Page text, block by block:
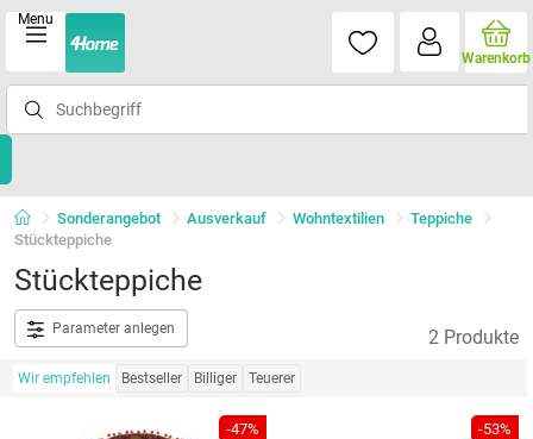
Menu
Warenkorb
Sonderangebot Ausverkauf Wohntextilien
Teppiche
Stückteppiche
Stückteppiche
Parameter anlegen 2 Produkte
Wir empfehlen Bestseller Billiger Teuerer
-47% -53%